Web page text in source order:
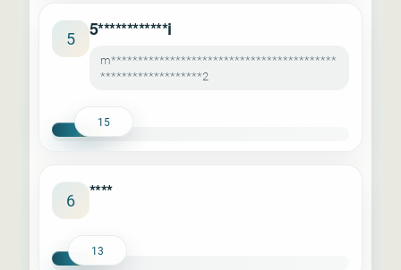
5 5************i
m******************************************
*******************2
15
6 ****
13